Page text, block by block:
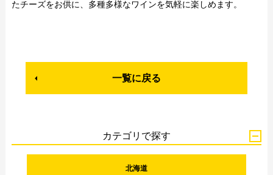
たチーズをお供に、多種多様なワインを気軽に楽しめます。
一覧に戻る
カテゴリで探す
北海道